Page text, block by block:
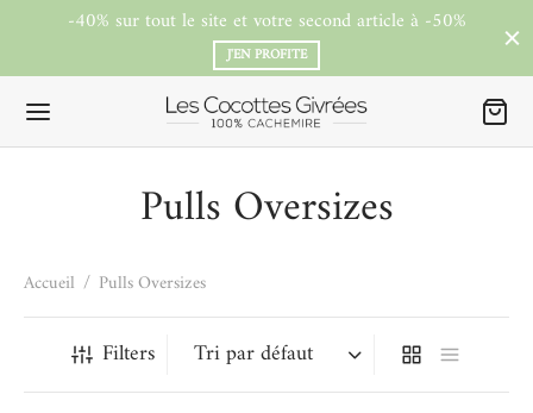
-40% sur tout le site et votre second article à -50%
J'EN PROFITE
Pulls Oversizes
Accueil / Pulls Oversizes
Filters